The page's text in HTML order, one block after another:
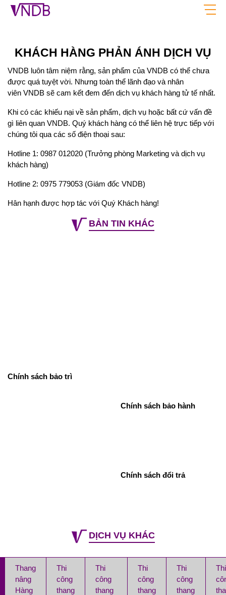
BÁO GIÁ
DỊCH VỤ
COMBO GIÁ TỐT
BẢN TIN
LIÊN HỆ
Giờ mở cửa
8:00 AM - 8:00 PM
19001299
KHÁCH HÀNG PHẢN ÁNH DỊCH VỤ
VNDB luôn tâm niệm rằng, sản phẩm của VNDB có thể chưa
được quá tuyệt vời. Nhưng toàn thể lãnh đạo và nhân
viên VNDB sẽ cam kết đem đến dịch vụ khách hàng tử tế nhất.
Khi có các khiếu nại về sản phẩm, dịch vụ hoặc bất cứ vấn đề
gì liên quan VNDB. Quý khách hàng có thể liên hệ trực tiếp với
chúng tôi qua các số điện thoại sau:
Hotline 1: 0987 012020 (Trưởng phòng Marketing và dịch vụ
khách hàng)
Hotline 2: 0975 779053 (Giám đốc VNDB)
Hân hạnh được hợp tác với Quý Khách hàng!
BẢN TIN KHÁC
Chính sách bảo trì
Chính sách bảo hành
Chính sách đổi trả
DỊCH VỤ KHÁC
Thang
nâng
Hàng
Thi
công
thang
Thi
công
thang
Thi
công
thang
Thi
công
thang
Thi